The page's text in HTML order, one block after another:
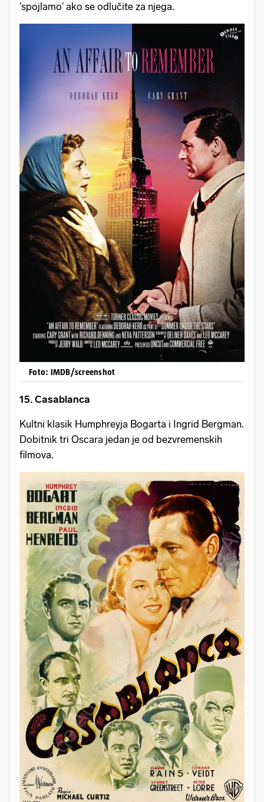
'spojlamo' ako se odlučite za njega.
Foto: IMDB/screenshot
15. Casablanca
Kultni klasik Humphreyja Bogarta i Ingrid Bergman.
Dobitnik tri Oscara jedan je od bezvremenskih
filmova.